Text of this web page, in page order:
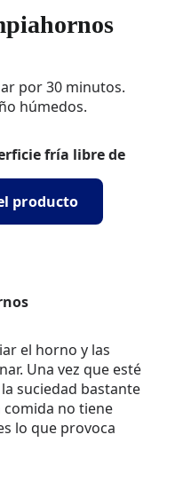
por 30 minutos.
húmedos.
fría libre de
producto
el horno y las
Una vez que esté
suciedad bastante
comida no tiene
lo que provoca